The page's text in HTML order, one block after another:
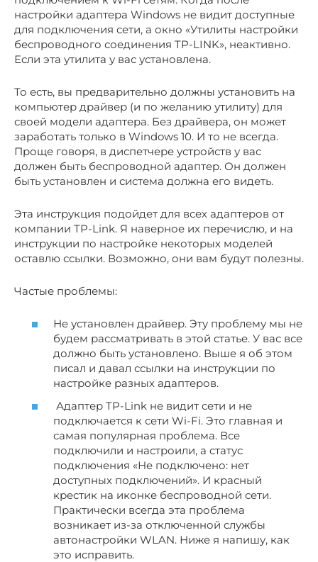
настройки адаптера Windows не видит доступные
для подключения сети, а окно «Утилиты настройки
беспроводного соединения TP-LINK», неактивно.
Если эта утилита у вас установлена.
То есть, вы предварительно должны установить на
компьютер драйвер (и по желанию утилиту) для
своей модели адаптера. Без драйвера, он может
заработать только в Windows 10. И то не всегда.
Проще говоря, в диспетчере устройств у вас
должен быть беспроводной адаптер. Он должен
быть установлен и система должна его видеть.
Эта инструкция подойдет для всех адаптеров от
компании TP-Link. Я наверное их перечислю, и на
инструкции по настройке некоторых моделей
оставлю ссылки. Возможно, они вам будут полезны.
Частые проблемы:
Не установлен драйвер. Эту проблему мы не
будем рассматривать в этой статье. У вас все
должно быть установлено. Выше я об этом
писал и давал ссылки на инструкции по
настройке разных адаптеров.
Адаптер TP-Link не видит сети и не
подключается к сети Wi-Fi. Это главная и
самая популярная проблема. Все
подключили и настроили, а статус
подключения «Не подключено: нет
доступных подключений». И красный
крестик на иконке беспроводной сети.
Практически всегда эта проблема
возникает из-за отключенной службы
автонастройки WLAN. Ниже я напишу, как
это исправить.